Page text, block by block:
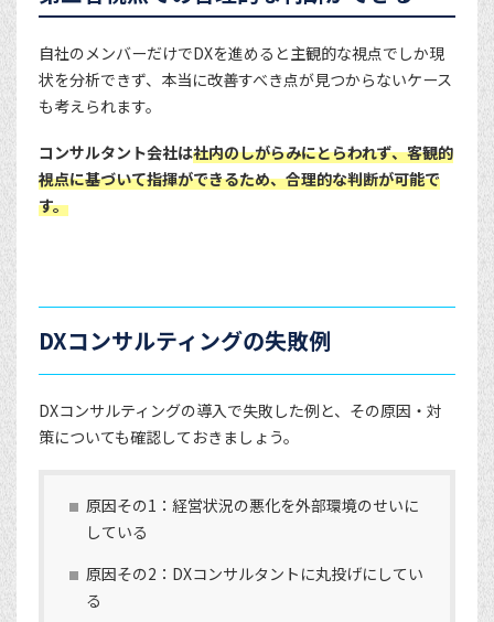
自社のメンバーだけでDXを進めると主観的な視点でしか現
状を分析できず、本当に改善すべき点が見つからないケース
も考えられます。
コンサルタント会社は社内のしがらみにとらわれず、客観的
視点に基づいて指揮ができるため、合理的な判断が可能で
す。
DXコンサルティングの失敗例
DXコンサルティングの導入で失敗した例と、その原因・対
策についても確認しておきましょう。
原因その1：経営状況の悪化を外部環境のせいに
している
原因その2：DXコンサルタントに丸投げにしてい
る